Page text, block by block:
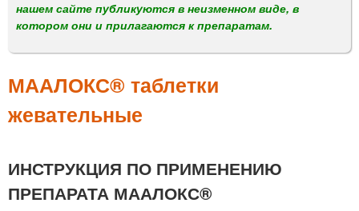
е
н
нашем сайте публикуются в неизменном виде, в
котором они и прилагаются к препаратам.
МААЛОКС® таблетки
жевательные
ИНСТРУКЦИЯ ПО ПРИМЕНЕНИЮ
ПРЕПАРАТА МААЛОКС®